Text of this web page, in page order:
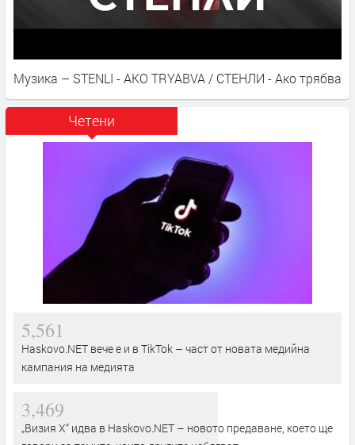
Музика – STENLI - AKO TRYABVA / СТЕНЛИ - Ако трябва
Четени
5,561
Haskovo.NET вече е и в TikTok – част от новата медийна
кампания на медията
3,469
„Визия Х“ идва в Haskovo.NET – новото предаване, което ще